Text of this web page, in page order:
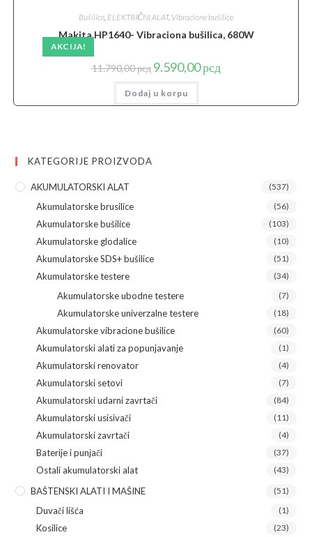
AKCIJA!
Bušilice, ELEKTRIČNI ALAT, Vibracione bušilice
Makita HP1640- Vibraciona bušilica, 680W
11.790,00рсд Originalna
cena
je
bila:
11.790,00 рсд.
9.590,00рсдTrenutna
cena
Dodaj u korpu
KATEGORIJE PROIZVODA
AKUMULATORSKI ALAT (537)
Akumulatorske brusilice (56)
Akumulatorske bušilice (103)
Akumulatorske glodalice (10)
Akumulatorske SDS+ bušilice (51)
Akumulatorske testere (34)
Akumulatorske ubodne testere (7)
Akumulatorske univerzalne testere (18)
Akumulatorske vibracione bušilice (60)
Akumulatorski alati za popunjavanje (1)
Akumulatorski renovator (4)
Akumulatorski setovi (7)
Akumulatorski udarni zavrtači (84)
Akumulatorski usisivači (11)
Akumulatorski zavrtači (4)
Baterije i punjači (37)
Ostali akumulatorski alat (43)
BAŠTENSKI ALATI I MAŠINE (51)
Duvači lišća (1)
Kosilice (23)